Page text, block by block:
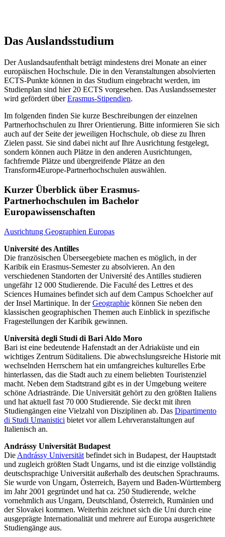
Das Auslandsstudium
Der Auslandsaufenthalt beträgt mindestens drei Monate an einer
europäischen Hochschule. Die in den Veranstaltungen absolvierten
ECTS-Punkte können in das Studium eingebracht werden, im
Studienplan sind hier 20 ECTS vorgesehen. Das Auslandssemester
wird gefördert überErasmus-Stipendien.
Im folgenden finden Sie kurze Beschreibungen der einzelnen
Partnerhochschulen zu Ihrer Orientierung. Bitte informieren Sie sich
auch auf der Seite der jeweiligen Hochschule, ob diese zu Ihren
Zielen passt. Sie sind dabei nicht auf Ihre Ausrichtung festgelegt,
sondern können auch Plätze in den anderen Ausrichtungen,
fachfremde Plätze und übergreifende Plätze an den
Transform4Europe-Partnerhochschulen auswählen.
Kurzer Überblick über Erasmus-
Partnerhochschulen im Bachelor
Europawissenschaften
Ausrichtung Geographien Europas
Université des Antilles
Die französischen Überseegebiete machen es möglich, in der
Karibik ein Erasmus-Semester zu absolvieren. An den
verschiedenen Standorten der Université des Antilles studieren
ungefähr 12 000 Studierende. Die Faculté des Lettres et des
Sciences Humaines befindet sich auf dem Campus Schoelcher auf
der Insel Martinique. In derGeographie können Sie neben den
klassischen geographischen Themen auch Einblick in spezifische
Fragestellungen der Karibik gewinnen.
Università degli Studi di Bari Aldo Moro
Bari ist eine bedeutende Hafenstadt an der Adriaküste und ein
wichtiges Zentrum Süditaliens. Die abwechslungsreiche Historie mit
wechselnden Herrschern hat ein umfangreiches kulturelles Erbe
hinterlassen, das die Stadt auch zu einem beliebten Touristenziel
macht. Neben dem Stadtstrand gibt es in der Umgebung weitere
schöne Adriastrände. Die Universität gehört zu den größten Italiens
und hat aktuell fast 70 000 Studierende. Sie deckt mit ihren
Studiengängen eine Vielzahl von Disziplinen ab. Das Dipartimento
di Studi Umanistici bietet vor allem Lehrveranstaltungen auf
Italienisch an.
Andrássy Universität Budapest
Die Andrássy Universität befindet sich in Budapest, der Hauptstadt
und zugleich größten Stadt Ungarns, und ist die einzige vollständig
deutschsprachige Universität außerhalb des deutschen Sprachraums.
Sie wurde von Ungarn, Österreich, Bayern und Baden-Württemberg
im Jahr 2001 gegründet und hat ca. 250 Studierende, welche
vornehmlich aus Ungarn, Deutschland, Österreich, Rumänien und
der Slovakei kommen. Weiterhin zeichnet sich die Uni durch eine
ausgeprägte Internationalität und mehrere auf Europa ausgerichtete
Studiengänge aus.